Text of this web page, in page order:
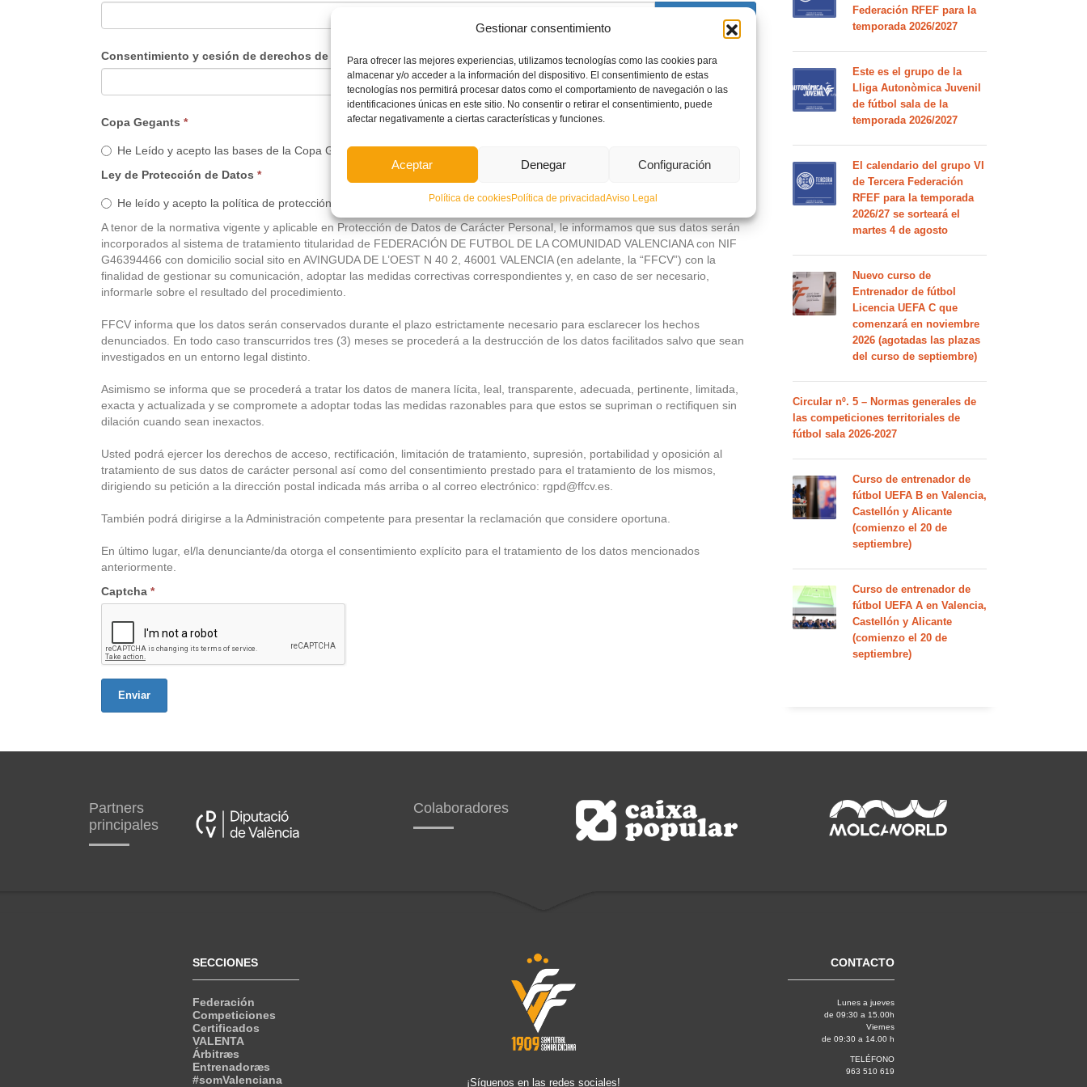
Gestionar consentimiento
Para ofrecer las mejores experiencias, utilizamos tecnologías como las cookies para
almacenar y/o acceder a la información del dispositivo. El consentimiento de estas
tecnologías nos permitirá procesar datos como el comportamiento de navegación o las
identificaciones únicas en este sitio. No consentir o retirar el consentimiento, puede
afectar negativamente a ciertas características y funciones.
Aceptar Denegar Configuración
Política de cookiesPolítica de privacidadAviso Legal
Browse …
Consentimiento y cesión de derechos de imagen
Browse …
Copa Gegants *
He Leído y acepto las bases de la Copa Gegants
Ley de Protección de Datos *
He leído y acepto la política de protección de datos para que se gestionen mis datos para el canal ético.
A tenor de la normativa vigente y aplicable en Protección de Datos de Carácter Personal, le informamos que sus datos serán
incorporados al sistema de tratamiento titularidad de FEDERACIÓN DE FUTBOL DE LA COMUNIDAD VALENCIANA con NIF
G46394466 con domicilio social sito en AVINGUDA DE L’OEST N 40 2, 46001 VALENCIA (en adelante, la “FFCV”) con la
finalidad de gestionar su comunicación, adoptar las medidas correctivas correspondientes y, en caso de ser necesario,
informarle sobre el resultado del procedimiento.
FFCV informa que los datos serán conservados durante el plazo estrictamente necesario para esclarecer los hechos
denunciados. En todo caso transcurridos tres (3) meses se procederá a la destrucción de los datos facilitados salvo que sean
investigados en un entorno legal distinto.
Asimismo se informa que se procederá a tratar los datos de manera lícita, leal, transparente, adecuada, pertinente, limitada,
exacta y actualizada y se compromete a adoptar todas las medidas razonables para que estos se supriman o rectifiquen sin
dilación cuando sean inexactos.
Usted podrá ejercer los derechos de acceso, rectificación, limitación de tratamiento, supresión, portabilidad y oposición al
tratamiento de sus datos de carácter personal así como del consentimiento prestado para el tratamiento de los mismos,
dirigiendo su petición a la dirección postal indicada más arriba o al correo electrónico: rgpd@ffcv.es.
También podrá dirigirse a la Administración competente para presentar la reclamación que considere oportuna.
En último lugar, el/la denunciante/da otorga el consentimiento explícito para el tratamiento de los datos mencionados
anteriormente.
Captcha *
Enviar
Federación RFEF para la
temporada 2026/2027
Este es el grupo de la
Lliga Autonòmica Juvenil
de fútbol sala de la
temporada 2026/2027
El calendario del grupo VI
de Tercera Federación
RFEF para la temporada
2026/27 se sorteará el
martes 4 de agosto
Nuevo curso de
Entrenador de fútbol
Licencia UEFA C que
comenzará en noviembre
2026 (agotadas las plazas
del curso de septiembre)
Circular nº. 5 – Normas generales de
las competiciones territoriales de
fútbol sala 2026-2027
Curso de entrenador de
fútbol UEFA B en Valencia,
Castellón y Alicante
(comienzo el 20 de
septiembre)
Curso de entrenador de
fútbol UEFA A en Valencia,
Castellón y Alicante
(comienzo el 20 de
septiembre)
Partners
principales
Colaboradores
SECCIONES
Federación
Competiciones
Certificados
VALENTA
Árbitræs
Entrenadoræs
#somValenciana
¡Síguenos en las redes sociales!
CONTACTO
Lunes a jueves
de 09:30 a 15.00h
Viernes
de 09:30 a 14.00 h
TELÉFONO
963 510 619